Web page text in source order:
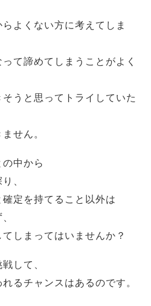
よくない方に考えてしま
て諦めてしまうことがよく
うと思ってトライしていた
せん。
中から
、
定を持てること以外は
しまってはいませんか？
して、
るチャンスはあるのです。